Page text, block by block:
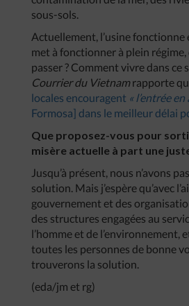
sous-sols.
Actuellement, l’usine fonctionne
met à fonctionner à plein
passer ? Comment vivre dans ce
Courrier du Vietnamrapporte
locales encouragent « l’entrée
Formosa] dans le meilleur délai
Que proposez-vous pour
misère actuelle à part une
Jusqu’à présent, nous n’avons
solution. Mais j’espère qu’avec
gouvernement et des
des structures engagées au
l’homme et de l’environnement,
toutes les personnes de bonne
trouverons la solution.
(eda/jm et rg)